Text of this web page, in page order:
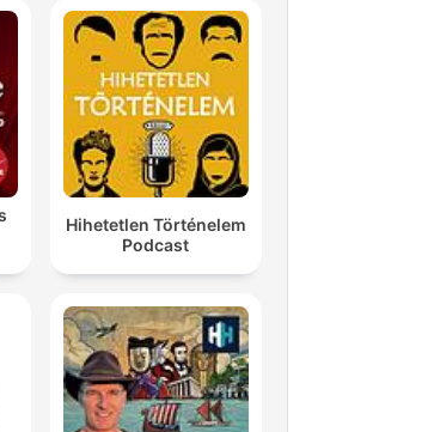
Hihetetlen Történelem
Podcast